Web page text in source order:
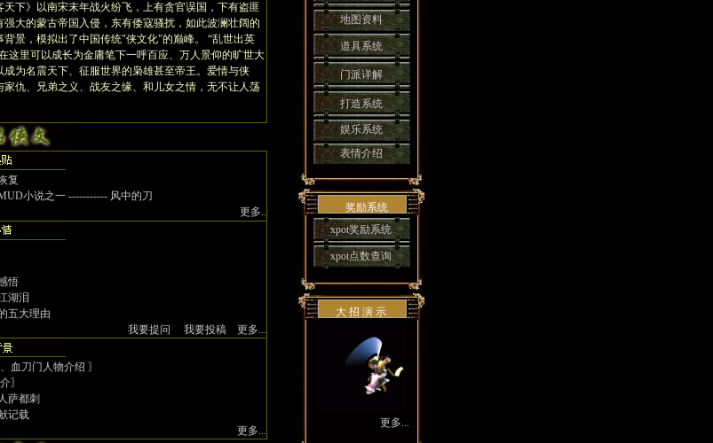
》以南宋末年战火纷飞，上有贪官误国，下有盗匪
强大的蒙古帝国入侵，东有倭寇骚扰，如此波澜壮阔的
背景，模拟出了中国传统"侠文化"的巅峰。 “乱世出英
这里可以成长为金庸笔下一呼百应、万人景仰的旷世大
成为名震天下、征服世界的枭雄甚至帝王。爱情与侠
家仇、兄弟之义、战友之缘、和儿女之情，无不让人荡
复
小说之一 ----------- 风中的刀
更多..
悟
湖泪
五大理由
我要提问
我要投稿 更多...
血刀门人物介绍 〗
〗
萨都刺
记载
更多...
地图资料
道具系统
门派详解
打造系统
娱乐系统
表情介绍
奖励系统
xpot奖励系统
xpot点数查询
大 招 演 示
更多...